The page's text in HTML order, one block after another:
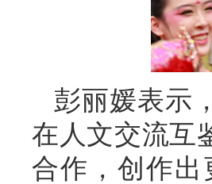
彭丽媛表示
在人文交流互
合作，创作